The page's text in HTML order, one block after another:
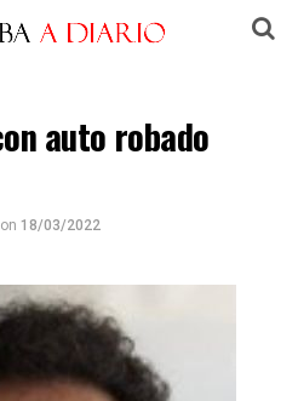
auto robado
on 18/03/2022